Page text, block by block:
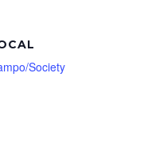
Society